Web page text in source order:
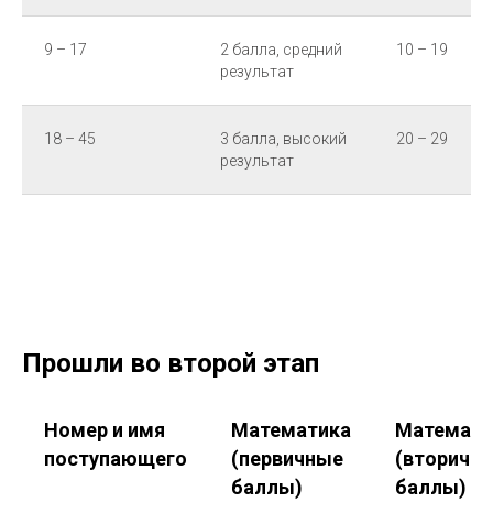
9 – 17
2 балла, средний
результат
10 – 19
18 – 45
3 балла, высокий
результат
20 – 29
Прошли во второй этап
Номер и имя
поступающего
Математика
(первичные
баллы)
баллы)